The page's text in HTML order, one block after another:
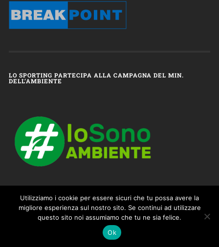
LO SPORTING PARTECIPA ALLA CAMPAGNA DEL MIN.
DELL’AMBIENTE
SPORTING FALOPPIO – 100% TENNIS & SPORT
Utilizziamo i cookie per essere sicuri che tu possa avere la
migliore esperienza sul nostro sito. Se continui ad utilizzare
questo sito noi assumiamo che tu ne sia felice.
Ok